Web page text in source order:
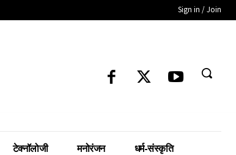
Sign in / Join
टेक्नॉलोजी मनोरंजन धर्म-संस्कृति